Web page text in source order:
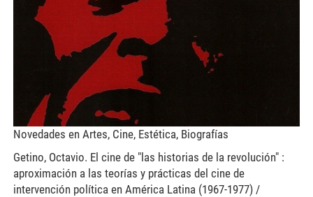
Novedades en Artes, Cine, Estética, Biografías
Getino, Octavio. El cine de "las historias de la revolución" :
aproximación a las teorías y prácticas del cine de
intervención política en América Latina (1967-1977) /